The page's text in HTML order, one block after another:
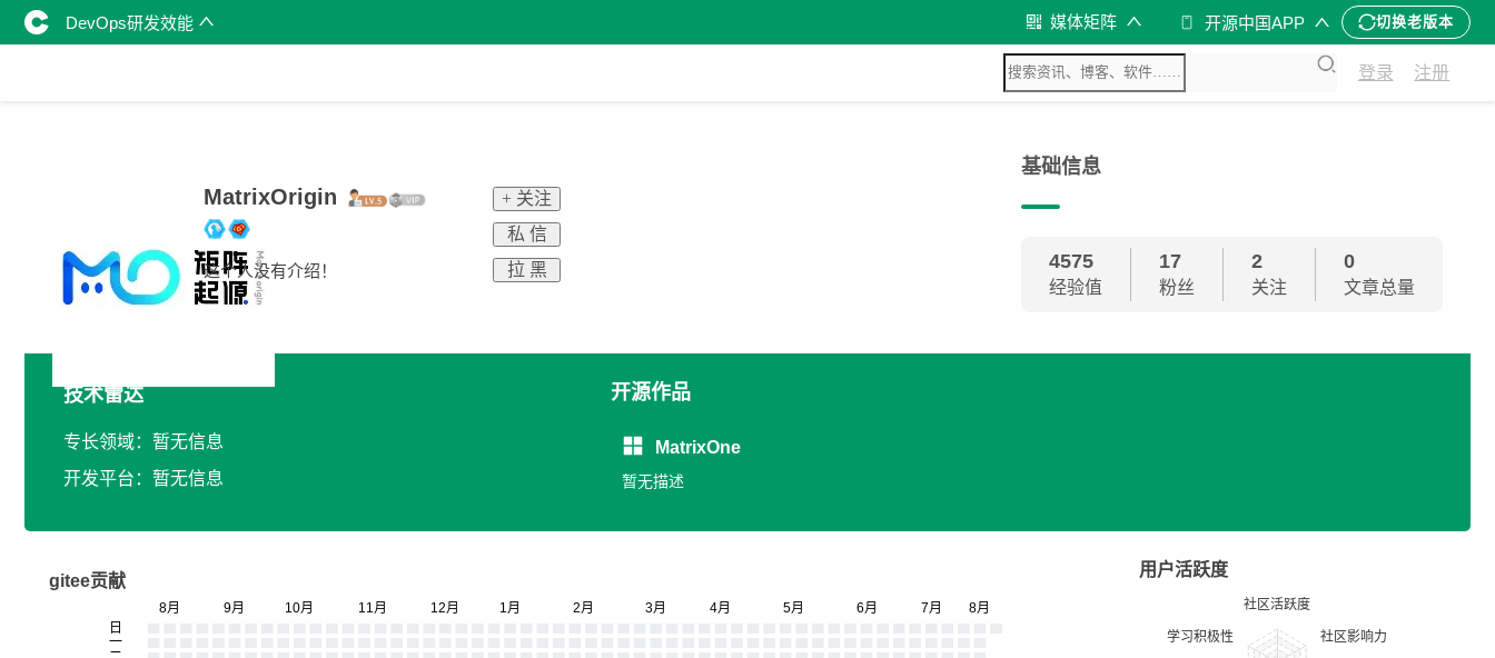
DevOps研发效能 媒体矩阵 开源中国APP 切换老版本
登录 注册
MatrixOrigin
这个人没有介绍！
+ 关注
私 信
拉 黑
基础信息
4575
经验值
17
粉丝
2
关注
0
文章总量
技术雷达
专长领域：暂无信息
开发平台：暂无信息
开源作品
MatrixOne
暂无描述
gitee贡献
用户活跃度